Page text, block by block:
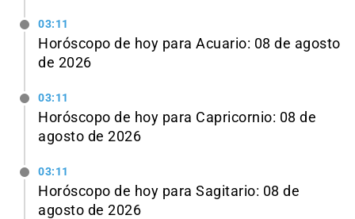
03:11
Horóscopo de hoy para Acuario: 08 de agosto
de 2026
03:11
Horóscopo de hoy para Capricornio: 08 de
agosto de 2026
03:11
Horóscopo de hoy para Sagitario: 08 de
agosto de 2026